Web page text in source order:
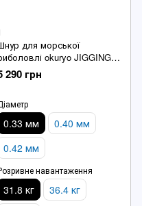
для морської
okuryo JIGGING
x8 PE 5.0 600m Multicolor
290 грн
0.33 мм
0.40 мм
0.42 мм
навантаження
31.8 кг
36.4 кг